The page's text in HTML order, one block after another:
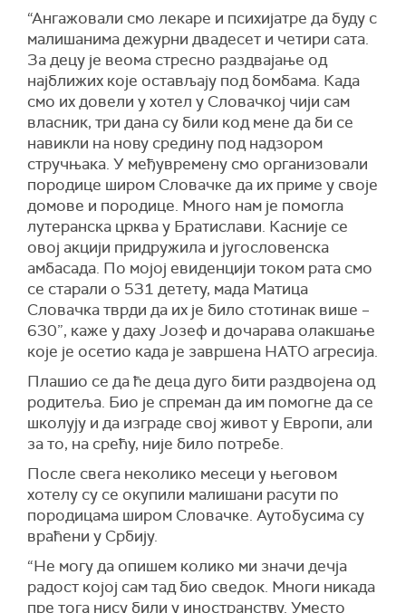
“Ангажовали смо лекаре и психијатре да буду с
малишанима дежурни двадесет и четири сата.
За децу је веома стресно раздвајање од
најближих које остављају под бомбама. Када
смо их довели у хотел у Словачкој чији сам
власник, три дана су били код мене да би се
навикли на нову средину под надзором
стручњака. У међувремену смо организовали
породице широм Словачке да их приме у своје
домове и породице. Много нам је помогла
лутеранска црква у Братислави. Касније се
овој акцији придружила и југословенска
амбасада. По мојој евиденцији током рата смо
се старали о 531 детету, мада Матица
Словачка тврди да их је било стотинак више –
630”, каже у даху Јозеф и дочарава олакшање
које је осетио када је завршена НАТО агресија.
Плашио се да ће деца дуго бити раздвојена од
родитеља. Био је спреман да им помогне да се
школују и да изграде свој живот у Европи, али
за то, на срећу, није било потребе.
После свега неколико месеци у његовом
хотелу су се окупили малишани расути по
породицама широм Словачке. Аутобусима су
враћени у Србију.
“Не могу да опишем колико ми значи дечја
радост којој сам тад био сведок. Многи никада
пре тога нису били у иностранству. Уместо